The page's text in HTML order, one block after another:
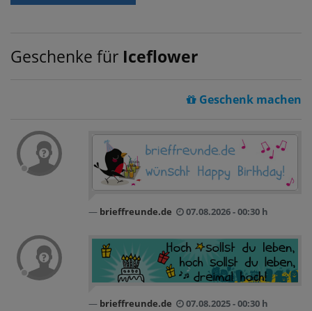
Geschenke für Iceflower
Geschenk machen
brieffreunde.de 07.08.2026 - 00:30 h
brieffreunde.de 07.08.2025 - 00:30 h